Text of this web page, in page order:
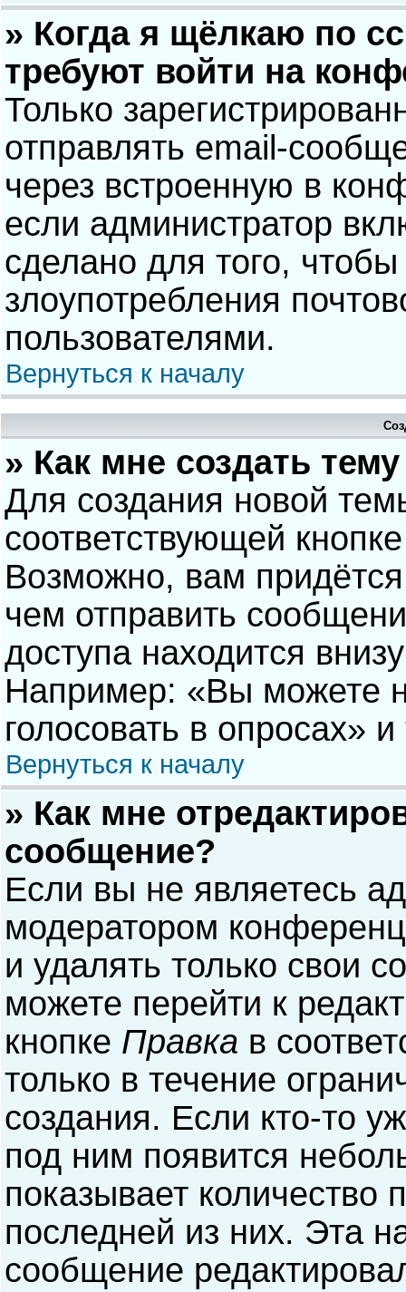
» Когда я щёлкаю по
требуют войти на
Только
отправлять email-
через встроенную в
если администратор
сделано для того, чтобы
злоупотребления
пользователями.
Вернуться к началу
» Как мне создать
Для создания новой
соответствующей
Возможно, вам
чем отправить
доступа находится
Например: «Вы можете
голосовать в опросах» и
Вернуться к началу
» Как мне
сообщение?
Если вы не являетесь
модератором
и удалять только свои
можете перейти к
кнопке Правка в
только в течение
создания. Если кто-то
под ним появится
показывает количество
последней из них. Эта
сообщение